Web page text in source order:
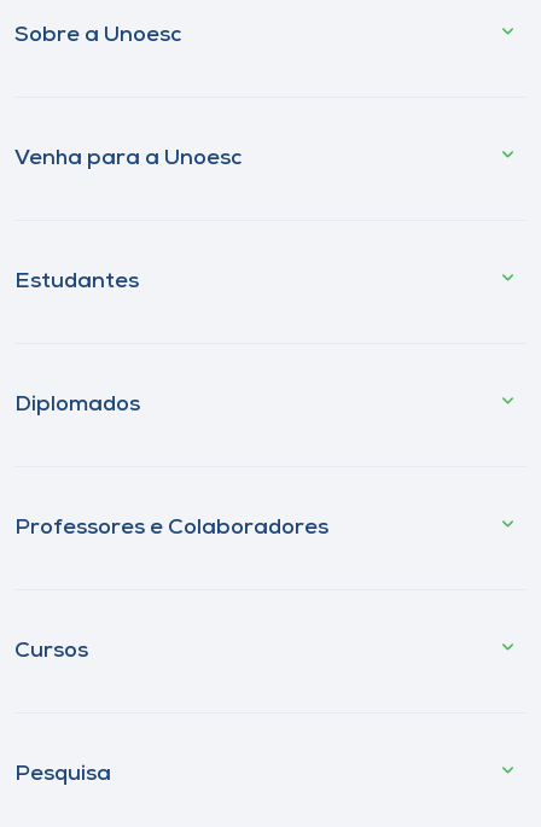
Sobre a Unoesc
Venha para a Unoesc
Estudantes
Diplomados
Professores e Colaboradores
Cursos
Pesquisa